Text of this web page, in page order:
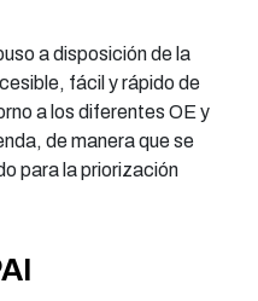
a disposición de la
fácil y rápido de
a los diferentes OE y
de manera que se
para la priorización